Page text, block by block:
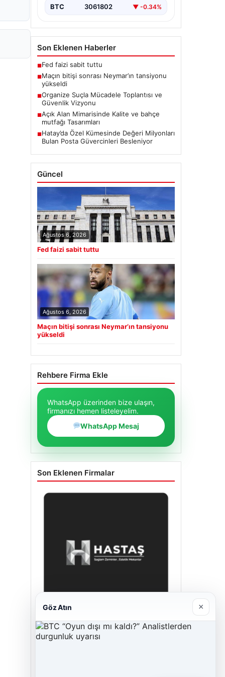
BTC 3061802 ▼ -0.34%
Son Eklenen Haberler
■Fed faizi sabit tuttu
■Maçın bitişi sonrası Neymar’ın tansiyonu
yükseldi
■Organize Suçla Mücadele Toplantısı ve
Güvenlik Vizyonu
■Açık Alan Mimarisinde Kalite ve bahçe
mutfağı Tasarımları
■Hatay’da Özel Kümesinde Değeri Milyonları
Bulan Posta Güvercinleri Besleniyor
Güncel
Ağustos 6, 2026
Fed faizi sabit tuttu
Ağustos 6, 2026
Maçın bitişi sonrası Neymar’ın tansiyonu
yükseldi
Rehbere Firma Ekle
WhatsApp üzerinden bize ulaşın,
firmanızı hemen listeleyelim.
WhatsApp Mesaj
Son Eklenen Firmalar
Enes Kaplan Avukatlık Bürosu
Göz Atın ×